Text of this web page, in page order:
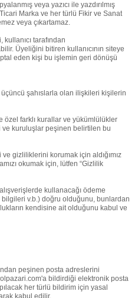
veya yazıcı ile yazdırılmış
Marka ve her türlü Fikir ve Sanat
veya çıkartamaz.
tarafından
Üyeliğini bitiren kullanıcının siteye
eden kişi bu işlemin geri dönüşü
üçüncü şahıslarla olan ilişkileri kişilerin
farklı kurallar ve yükümlülükler
kuruluşlar peşinen belirtilen bu
ve gizliliklerini korumak için aldığımız
okumak için, lütfen “Gizlilik
kullanacağı ödeme
bilgileri v.b.) doğru olduğunu, bunlardan
kendisine ait olduğunu kabul ve
peşinen posta adreslerini
bildirdiği elektronik posta
her türlü bildirim için yasal
kabul edilir.